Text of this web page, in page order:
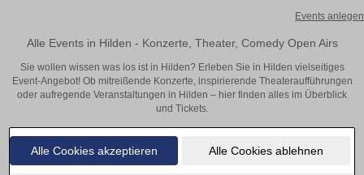
Alle Cookies akzeptieren Alle Cookies ablehnen
Events anlegen
Alle Events in Hilden - Konzerte, Theater, Comedy Open Airs
Sie wollen wissen was los ist in Hilden? Erleben Sie in Hilden vielseitiges
Event-Angebot! Ob mitreißende Konzerte, inspirierende Theateraufführungen
oder aufregende Veranstaltungen in Hilden – hier finden alles im Überblick
und Tickets.